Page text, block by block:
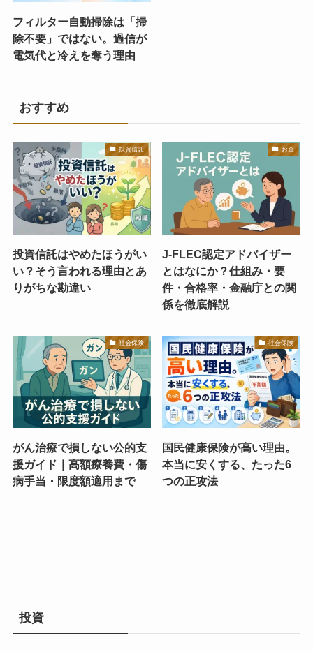
フィルター自動掃除は「掃
除不要」ではない。過信が
電気代と冷えを奪う理由
おすすめ
投資信託
投資信託はやめたほうがい
い？そう言われる理由とあ
りがちな勘違い
お金
J-FLEC認定アドバイザー
とはなにか？仕組み・要
件・合格率・金融庁との関
係を徹底解説
社会保険
がん治療で損しない公的支
援ガイド｜高額療養費・傷
病手当・限度額適用まで
社会保険
国民健康保険が高い理由。
本当に安くする、たった6
つの正攻法
投資